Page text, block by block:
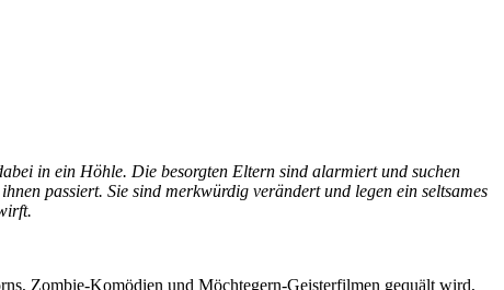
in ein Höhle. Die besorgten Eltern sind alarmiert und suchen
passiert. Sie sind merkwürdig verändert und legen ein seltsames
Zombie-Komödien und Möchtegern-Geisterfilmen gequält wird,